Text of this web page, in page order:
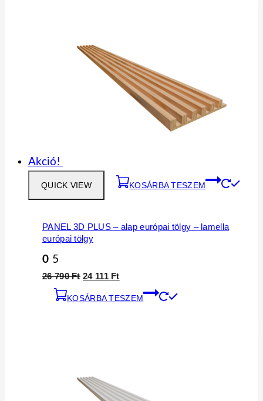
Akció!
QUICK VIEW KOSÁRBA TESZEM
PANEL 3D PLUS – alap európai tölgy – lamella
európai tölgy
0 5
26 790Ft 24 111 Ft
KOSÁRBA TESZEM